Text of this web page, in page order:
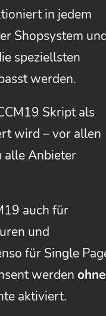
in jedem
Shopsystem
speziellsten
werden.
Skript als
wird – vor allen
alle Anbieter
auch für
und
für Single
werden ohne
aktiviert.